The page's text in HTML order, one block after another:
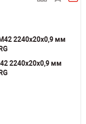
2240х20х0,9 мм